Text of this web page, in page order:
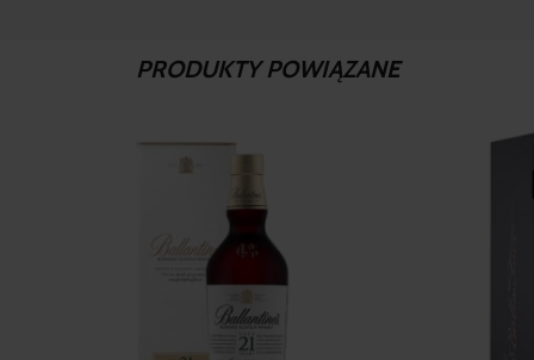
PRODUKTY POWIĄZANE